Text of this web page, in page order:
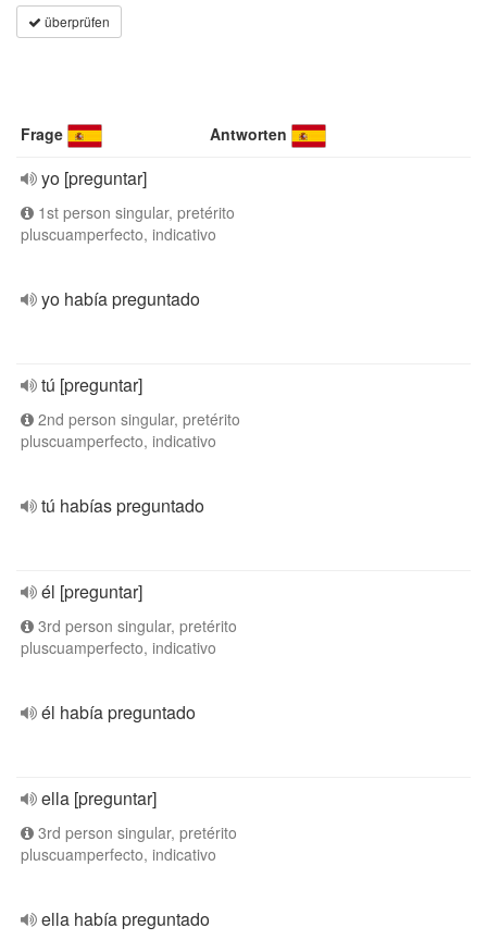
überprüfen
Frage Antworten
yo [preguntar]
1st person singular, pretérito
pluscuamperfecto, indicativo
yo había preguntado
tú [preguntar]
2nd person singular, pretérito
pluscuamperfecto, indicativo
tú habías preguntado
él [preguntar]
3rd person singular, pretérito
pluscuamperfecto, indicativo
él había preguntado
ella [preguntar]
3rd person singular, pretérito
pluscuamperfecto, indicativo
ella había preguntado